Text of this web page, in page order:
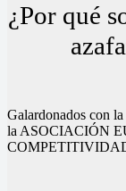
¿Por qué
Galardonados con
la ASOCIACIÓN